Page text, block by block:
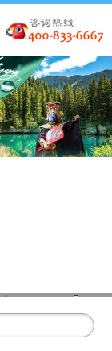
4 5